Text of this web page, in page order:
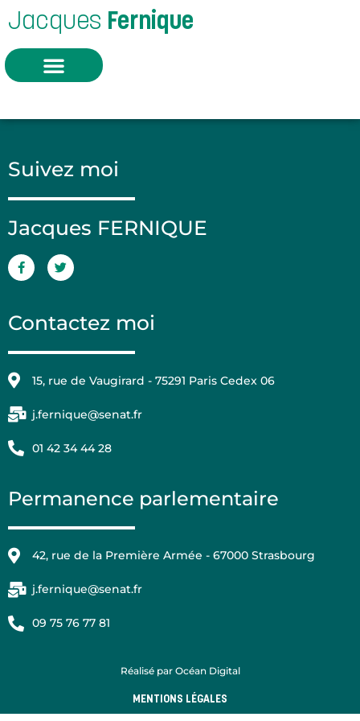
Jacques Fernique
Suivez moi
Jacques FERNIQUE
Contactez moi
15, rue de Vaugirard - 75291 Paris Cedex 06
j.fernique@senat.fr
01 42 34 44 28
Permanence parlementaire
42, rue de la Première Armée - 67000 Strasbourg
j.fernique@senat.fr
09 75 76 77 81
Réalisé par Océan Digital
MENTIONS LÉGALES